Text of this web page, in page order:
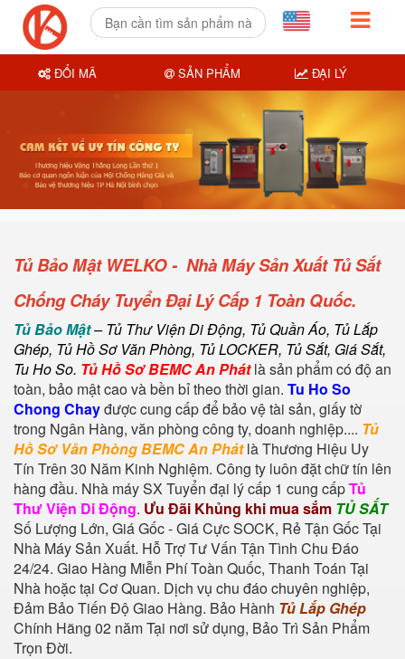
Tủ Bảo Mật WELKO - Nhà Máy Sản Xuất Tủ Sắt
Chống Cháy Tuyển Đại Lý Cấp 1 Toàn Quốc.
Tủ Bảo Mật– Tủ Thư Viện Di Động, Tủ Quần Áo, Tủ Lắp
Ghép, Tủ Hồ Sơ Văn Phòng, Tủ LOCKER, Tủ Sắt, Giá Sắt,
Tu Ho So. Tủ Hồ Sơ BEMC An Phátlà sản phẩm có độ an
toàn, bảo mật cao và bền bỉ theo thời gian. Tu Ho So
Chong Chayđược cung cấp để bảo vệ tài sản, giấy tờ
trong Ngân Hàng, văn phòng công ty, doanh nghiệp.... Tủ
Hồ Sơ Văn Phòng BEMC An Phátlà Thương Hiệu Uy
Tín Trên 30 Năm Kinh Nghiệm. Công ty luôn đặt chữ tín lên
hàng đầu. Nhà máy SX Tuyển đại lý cấp 1 cung cấpTủ
Thư Viện Di Động. Ưu Đãi Khủng khi mua sắm TỦ SẮT
Số Lượng Lớn, Giá Gốc - Giá Cực SOCK, Rẻ Tận Gốc Tại
Nhà Máy Sản Xuất. Hỗ Trợ Tư Vấn Tận Tình Chu Đáo
24/24. Giao Hàng Miễn Phí Toàn Quốc, Thanh Toán Tại
Nhà hoặc tại Cơ Quan. Dịch vụ chu đáo chuyên nghiệp,
Đảm Bảo Tiến Độ Giao Hàng. Bảo Hành Tủ Lắp Ghép
Chính Hãng 02 năm Tại nơi sử dụng, Bảo Trì Sản Phẩm
Trọn Đời.
ĐỔI MÃ SẢN PHẨM ĐẠI LÝ